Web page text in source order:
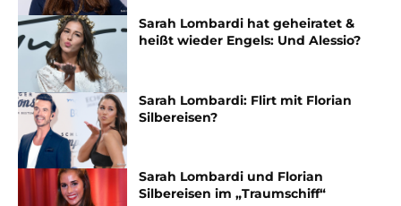
Sarah Lombardi hat geheiratet &
heißt wieder Engels: Und Alessio?
Sarah Lombardi: Flirt mit Florian
Silbereisen?
Sarah Lombardi und Florian
Silbereisen im „Traumschiff“